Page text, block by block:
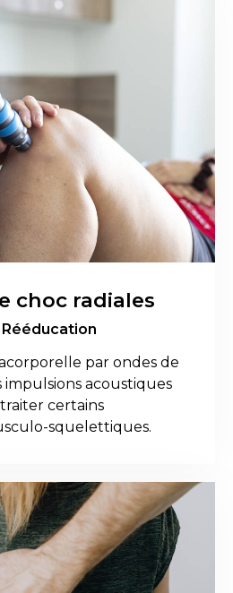
choc radiales
Rééducation
par ondes de
impulsions acoustiques
certains
squelettiques.